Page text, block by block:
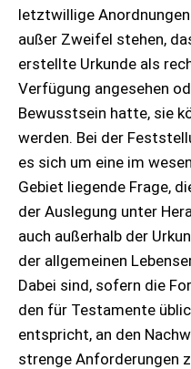
letztwillige
außer Zweifel stehen,
erstellte Urkunde als
Verfügung angesehen
Bewusstsein hatte, sie
werden. Bei der
es sich um eine im
Gebiet liegende Frage,
der Auslegung unter
auch außerhalb der
der allgemeinen
Dabei sind, sofern die
den für Testamente
entspricht, an den
strenge Anforderungen